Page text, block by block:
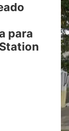
para